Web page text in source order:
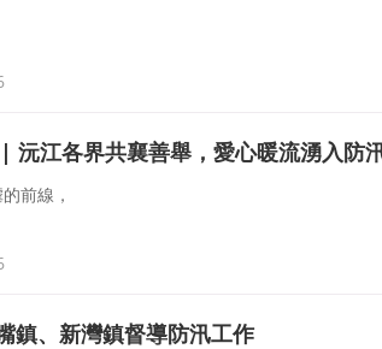
線
動作爲
平安
沅江各界共襄善舉，愛心暖流湧入防
前線，
拍岸。
鎮、新灣鎮督導防汛工作